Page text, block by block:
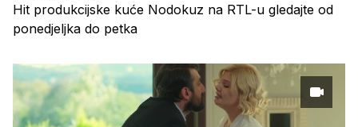
Hit produkcijske kuće Nodokuz na RTL-u gledajte od
ponedjeljka do petka